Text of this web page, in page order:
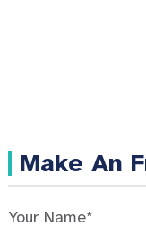
Make An
Your Name*